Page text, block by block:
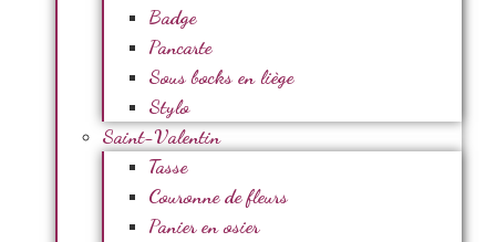
Badge
Pancarte
Sous bocks en liège
Stylo
Saint-Valentin
Tasse
Couronne de fleurs
Panier en osier